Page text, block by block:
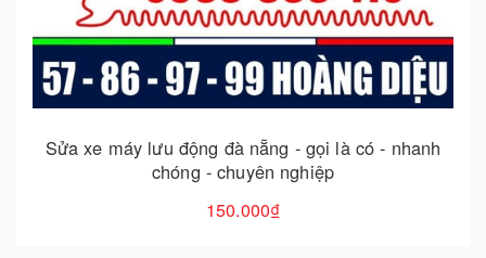
Sửa xe máy lưu động đà nẵng - gọi là có - nhanh
chóng - chuyên nghiệp
150.000₫
Cho vào giỏ hàng